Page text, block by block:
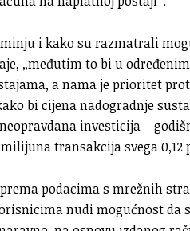
i kako su razmatrali
„međutim to bi u
a nama je prioritet
bi cijena nadogradnje
investicija –
transakcija svega 0,12
podacima s mrežnih
nudi mogućnost da